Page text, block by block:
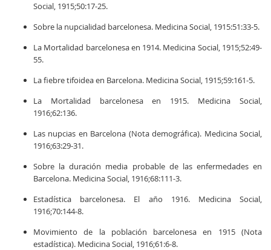
Social, 1915;50:17-25.
Sobre la nupcialidad barcelonesa. Medicina Social, 1915:51:33-5.
La Mortalidad barcelonesa en 1914. Medicina Social, 1915;52:49-
55.
La fiebre tifoidea en Barcelona. Medicina Social, 1915;59:161-5.
La Mortalidad barcelonesa en 1915. Medicina Social,
1916;62:136.
Las nupcias en Barcelona (Nota demográfica). Medicina Social,
1916;63:29-31.
Sobre la duración media probable de las enfermedades en
Barcelona. Medicina Social, 1916;68:111-3.
Estadística barcelonesa. El año 1916. Medicina Social,
1916;70:144-8.
Movimiento de la población barcelonesa en 1915 (Nota
estadística). Medicina Social, 1916;61:6-8.